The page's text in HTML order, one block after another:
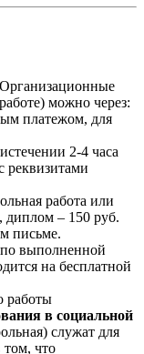
можно через:
платежом, для
2-4 часа
реквизитами
работа или
диплом – 150 руб.
письме.
выполненной
на бесплатной
работы
в социальной
служат для
что